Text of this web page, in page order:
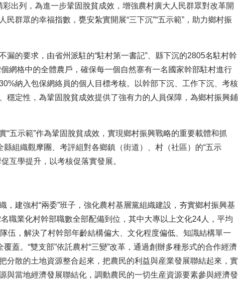
出列，為進一步鞏固脫貧成效，增強農村廣大人民群眾對改革開
民群眾的幸福指數，甕安紮實開展“三下沉”“五示範”，助力鄉村振
的要求，由省州派駐的“駐村第一書記”、縣下沉的2805名駐村幹
網格中的全體農戶，確保每一個自然寨有一名國家幹部駐村進行
納入包保網絡員的個人目標考核。以幹部下沉、工作下沉、考核
穩定性，為鞏固脫貧成效提供了強有力的人員保障，為鄉村振興鋪
示範”作為鞏固脫貧成效，實現鄉村振興戰略的重要載體和抓
組織觀摩團、考評組對各鄉鎮（街道）、村（社區）的“五示
互學提升，以考核促落實發展。
建強村“兩委”班子，強化農村基層黨組織建設，夯實鄉村振興基
職業化村幹部職數全部配備到位，其中大專以上文化24人，平均
伍，解決了村幹部年齡結構偏大、文化程度偏低、知識結構單一
覆蓋。“雙支部”依託農村“三變”改革，通過創辦多種形式的合作經濟
分散的土地資源整合起來，把農民的利益與産業發展聯結起來，實
與當地經濟發展聯結化，調動農民的一切生産資源要素參與經濟發